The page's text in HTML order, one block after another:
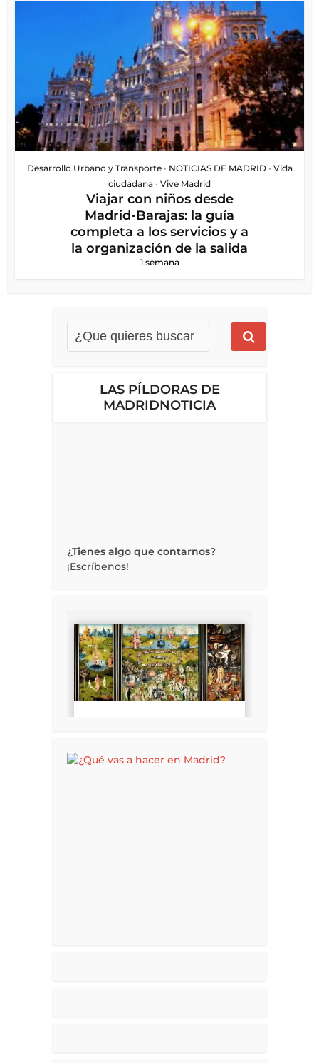
Desarrollo Urbano y Transporte • NOTICIAS DE MADRID • Vida
ciudadana • Vive Madrid
Viajar con niños desde
Madrid-Barajas: la guía
completa a los servicios y a
la organización de la salida
1 semana
LAS PÍLDORAS DE
MADRIDNOTICIA
¿Tienes algo que contarnos?
¡Escríbenos!